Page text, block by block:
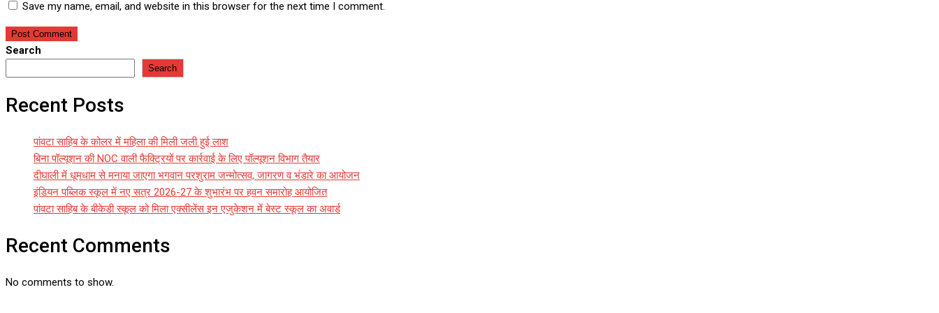
Save my name, email, and website in this browser for the next time I comment.
Search
Search
Recent Posts
पांवटा साहिब के कोलर में महिला की मिली जली हुई लाश
बिना पॉल्यूशन की NOC वाली फैक्ट्रियों पर कार्रवाई के लिए पॉल्यूशन विभाग तैयार
दीघाली में धूमधाम से मनाया जाएगा भगवान परशुराम जन्मोत्सव, जागरण व भंडारे का आयोजन
इंडियन पब्लिक स्कूल में नए सत्र 2026-27 के शुभारंभ पर हवन समारोह आयोजित
पांवटा साहिब के बीकेडी स्कूल को मिला एक्सीलेंस इन एजुकेशन में बेस्ट स्कूल का अवार्ड
Recent Comments
No comments to show.